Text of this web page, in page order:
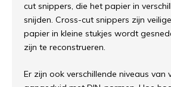
cut snippers, die het papier in
snijden. Cross-cut snippers zijn
papier in kleine stukjes wordt
zijn te reconstrueren.
Er zijn ook verschillende niveaus van